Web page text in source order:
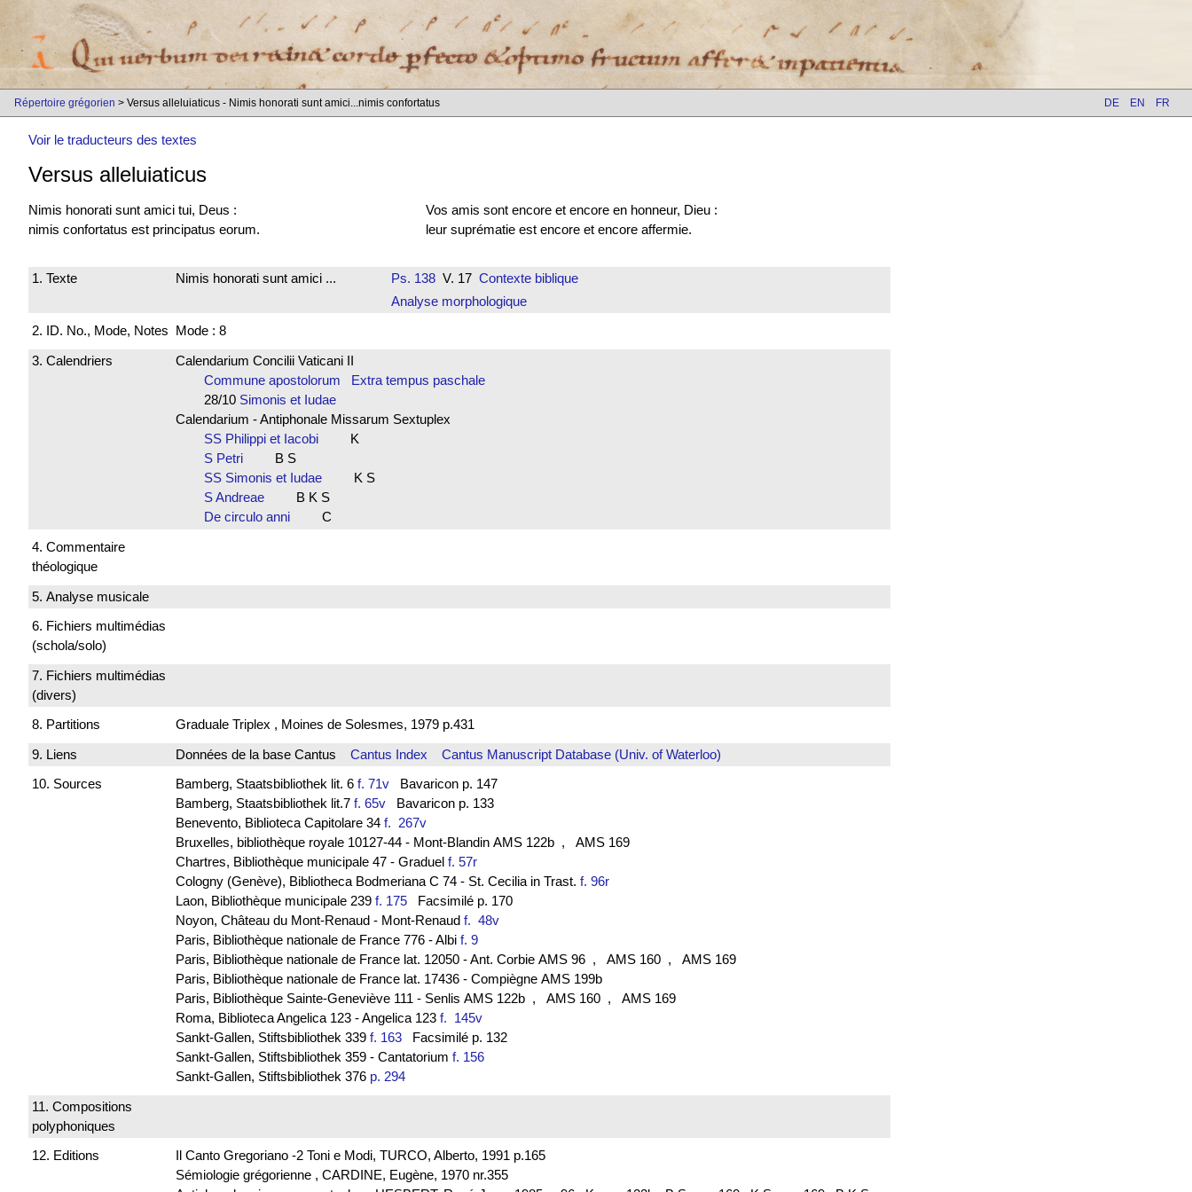
Répertoire grégorien > Versus alleluiaticus - Nimis honorati sunt amici...nimis confortatus DE EN FR
Voir le traducteurs des textes
Versus alleluiaticus
Nimis honorati sunt amici tui, Deus :
nimis confortatus est principatus eorum.
Vos amis sont encore et encore en honneur, Dieu :
leur suprématie est encore et encore affermie.
1. Texte Nimis honorati sunt amici ... Ps. 138V. 17 Contexte biblique
Analyse morphologique
2. ID. No., Mode, Notes
Mode : 8
3. Calendriers
Calendarium Concilii Vaticani II
Commune apostolorum Extra tempus paschale
28/10 Simonis et Iudae
Calendarium - Antiphonale Missarum Sextuplex
SS Philippi et Iacobi
K
S Petri
B S
SS Simonis et Iudae
K S
S Andreae
B K S
De circulo anni
C
4. Commentaire
théologique
5. Analyse musicale
6. Fichiers multimédias
(schola/solo)
7. Fichiers multimédias
(divers)
8. Partitions
Graduale Triplex , Moines de Solesmes, 1979 p.431
9. Liens
Données de la base Cantus Cantus Index
Cantus Manuscript Database (Univ. of Waterloo)
10. Sources
Bamberg, Staatsbibliothek lit. 6 f. 71vBavaricon p. 147
Bamberg, Staatsbibliothek lit.7 f. 65vBavaricon p. 133
Benevento, Biblioteca Capitolare 34 f. 267v
Bruxelles, bibliothèque royale 10127-44 - Mont-Blandin AMS 122b, AMS 169
Chartres, Bibliothèque municipale 47 - Graduel f. 57r
Cologny (Genève), Bibliotheca Bodmeriana C 74 - St. Cecilia in Trast. f. 96r
Laon, Bibliothèque municipale 239 f. 175Facsimilé p. 170
Noyon, Château du Mont-Renaud - Mont-Renaud f. 48v
Paris, Bibliothèque nationale de France 776 - Albi f. 9
Paris, Bibliothèque nationale de France lat. 12050 - Ant. Corbie AMS 96, AMS 160, AMS 169
Paris, Bibliothèque nationale de France lat. 17436 - Compiègne AMS 199b
Paris, Bibliothèque Sainte-Geneviève 111 - Senlis AMS 122b, AMS 160, AMS 169
Roma, Biblioteca Angelica 123 - Angelica 123 f. 145v
Sankt-Gallen, Stiftsbibliothek 339 f. 163Facsimilé p. 132
Sankt-Gallen, Stiftsbibliothek 359 - Cantatorium f. 156
Sankt-Gallen, Stiftsbibliothek 376 p. 294
11. Compositions
polyphoniques
12. Editions
Il Canto Gregoriano -2 Toni e Modi, TURCO, Alberto, 1991 p.165
Sémiologie grégorienne , CARDINE, Eugène, 1970 nr.355